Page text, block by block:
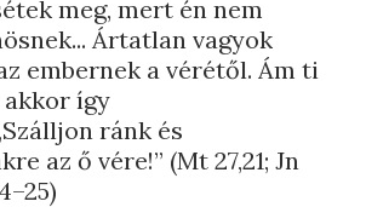
meg, mert én nem
Ártatlan vagyok
embernek a vérétől. Ám ti
akkor így
ránk és
az ő vére!” (Mt 27,21; Jn